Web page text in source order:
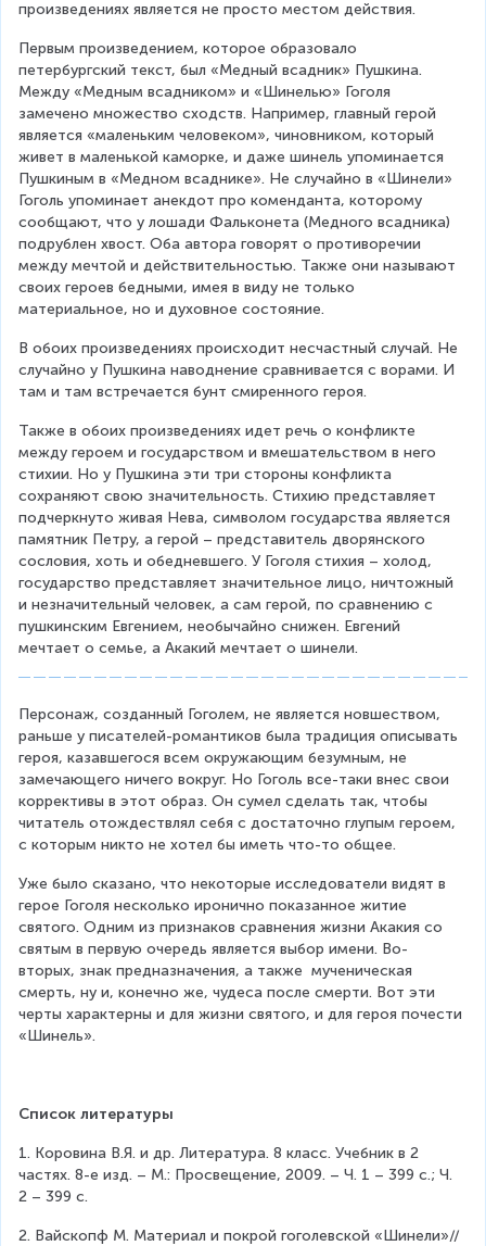
произведениях является не просто местом действия.
Первым произведением, которое образовало
петербургский текст, был «Медный всадник» Пушкина.
Между «Медным всадником» и «Шинелью» Гоголя
замечено множество сходств. Например, главный герой
является «маленьким человеком», чиновником, который
живет в маленькой каморке, и даже шинель упоминается
Пушкиным в «Медном всаднике». Не случайно в «Шинели»
Гоголь упоминает анекдот про коменданта, которому
сообщают, что у лошади Фальконета (Медного всадника)
подрублен хвост. Оба автора говорят о противоречии
между мечтой и действительностью. Также они называют
своих героев бедными, имея в виду не только
материальное, но и духовное состояние.
В обоих произведениях происходит несчастный случай. Не
случайно у Пушкина наводнение сравнивается с ворами. И
там и там встречается бунт смиренного героя.
Также в обоих произведениях идет речь о конфликте
между героем и государством и вмешательством в него
стихии. Но у Пушкина эти три стороны конфликта
сохраняют свою значительность. Стихию представляет
подчеркнуто живая Нева, символом государства является
памятник Петру, а герой – представитель дворянского
сословия, хоть и обедневшего. У Гоголя стихия – холод,
государство представляет значительное лицо, ничтожный
и незначительный человек, а сам герой, по сравнению с
пушкинским Евгением, необычайно снижен. Евгений
мечтает о семье, а Акакий мечтает о шинели.
Персонаж, созданный Гоголем, не является новшеством,
раньше у писателей-романтиков была традиция описывать
героя, казавшегося всем окружающим безумным, не
замечающего ничего вокруг. Но Гоголь все-таки внес свои
коррективы в этот образ. Он сумел сделать так, чтобы
читатель отождествлял себя с достаточно глупым героем,
с которым никто не хотел бы иметь что-то общее.
Уже было сказано, что некоторые исследователи видят в
герое Гоголя несколько иронично показанное житие
святого. Одним из признаков сравнения жизни Акакия со
святым в первую очередь является выбор имени. Во-
вторых, знак предназначения, а также  мученическая
смерть, ну и, конечно же, чудеса после смерти. Вот эти
черты характерны и для жизни святого, и для героя почести
«Шинель».
Список литературы
1. Коровина В.Я. и др. Литература. 8 класс. Учебник в 2
частях. 8-е изд. – М.: Просвещение, 2009. – Ч. 1 – 399 с.; Ч.
2 – 399 с.
2. Вайскопф М. Материал и покрой гоголевской «Шинели»//